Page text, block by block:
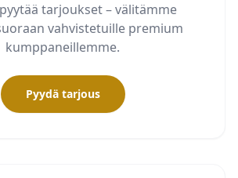
tarjoukset – välitämme
vahvistetuille premium
kumppaneillemme.
Pyydä tarjous